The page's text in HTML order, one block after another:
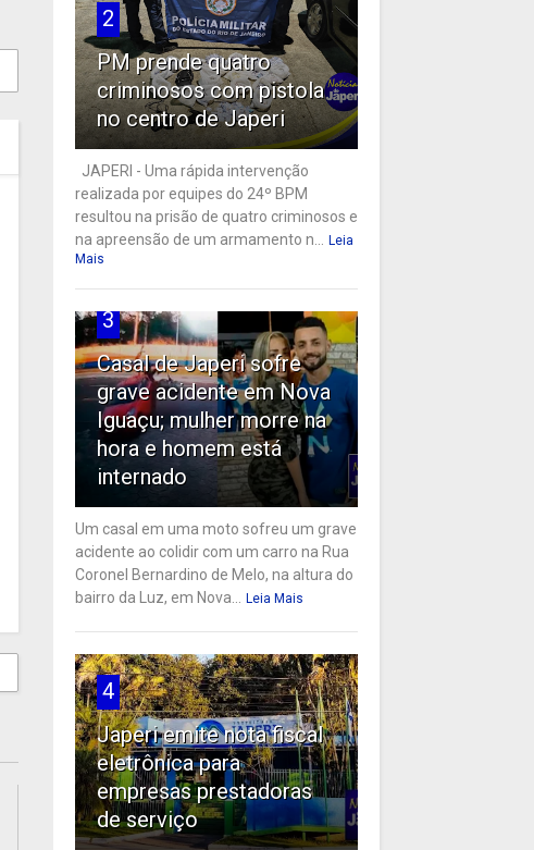
2
PM prende quatro
criminosos com pistola
no centro de Japeri
JAPERI - Uma rápida intervenção
realizada por equipes do 24º BPM
resultou na prisão de quatro criminosos e
na apreensão de um armamento n...
Leia
Mais
3
Casal de Japeri sofre
grave acidente em Nova
Iguaçu; mulher morre na
hora e homem está
internado
Um casal em uma moto sofreu um grave
acidente ao colidir com um carro na Rua
Coronel Bernardino de Melo, na altura do
bairro da Luz, em Nova...
Leia Mais
4
Japeri emite nota fiscal
eletrônica para
empresas prestadoras
de serviço